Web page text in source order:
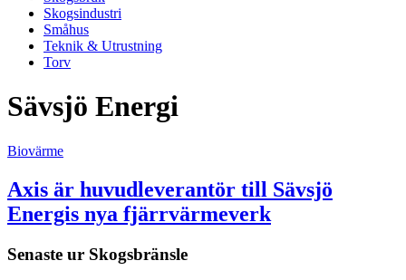
Skogsindustri
Småhus
Teknik & Utrustning
Torv
Sävsjö Energi
Biovärme
Axis är huvudleverantör till Sävsjö
Energis nya fjärrvärmeverk
Senaste ur Skogsbränsle